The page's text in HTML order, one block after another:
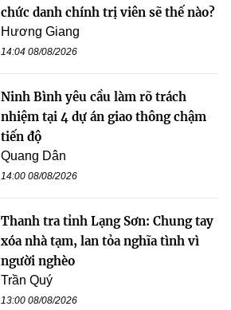
chức danh chính trị viên sẽ thế nào?
Hương Giang
14:04 08/08/2026
Ninh Bình yêu cầu làm rõ trách
nhiệm tại 4 dự án giao thông chậm
tiến độ
Quang Dân
14:00 08/08/2026
Thanh tra tỉnh Lạng Sơn: Chung tay
xóa nhà tạm, lan tỏa nghĩa tình vì
người nghèo
Trần Quý
13:00 08/08/2026